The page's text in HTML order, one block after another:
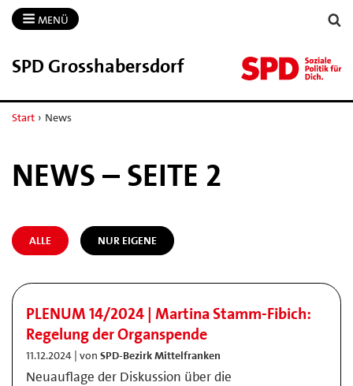
MENÜ
SPD Grosshabersdorf
Start › News
NEWS – SEITE 2
ALLE NUR EIGENE
PLENUM 14/2024 | Martina Stamm-Fibich:
Regelung der Organspende
11.12.2024 | von SPD-Bezirk Mittelfranken
Neuauflage der Diskussion über die